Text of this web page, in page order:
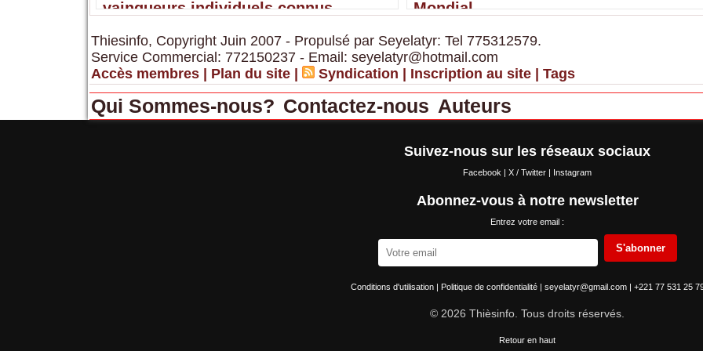
vainqueurs individuels connus Mondial
Thiesinfo, Copyright Juin 2007 - Propulsé par Seyelatyr: Tel 775312579.
Service Commercial: 772150237 - Email: seyelatyr@hotmail.com
Accès membres
Plan du site Syndication Inscription au site Tags
Qui Sommes-nous? Contactez-nous Auteurs
Suivez-nous sur les réseaux sociaux
Facebook | X / Twitter | Instagram
Abonnez-vous à notre newsletter
Entrez votre email :
S'abonner
Conditions d'utilisation | Politique de confidentialité | seyelatyr@gmail.com | +221 77 531 25
© 2026 Thièsinfo. Tous droits réservés.
Retour en haut